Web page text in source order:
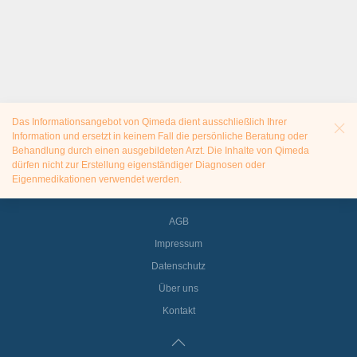
Das Informationsangebot von Qimeda dient ausschließlich Ihrer
Information und ersetzt in keinem Fall die persönliche Beratung oder
Behandlung durch einen ausgebildeten Arzt. Die Inhalte von Qimeda
dürfen nicht zur Erstellung eigenständiger Diagnosen oder
Eigenmedikationen verwendet werden.
AGB
Impressum
Datenschutz
Über uns
Kontakt